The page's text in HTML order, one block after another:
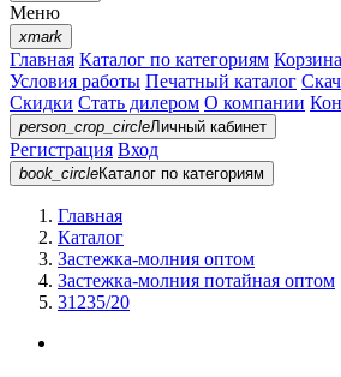
Меню
xmark
Главная Каталог по категориям Корзина
Условия работы Печатный каталог
Скидки Стать дилером О компании
person_crop_circleЛичный кабинет
Регистрация Вход
book_circleКаталог по категориям
Главная
Каталог
Застежка-молния оптом
Застежка-молния потайная оптом
31235/20